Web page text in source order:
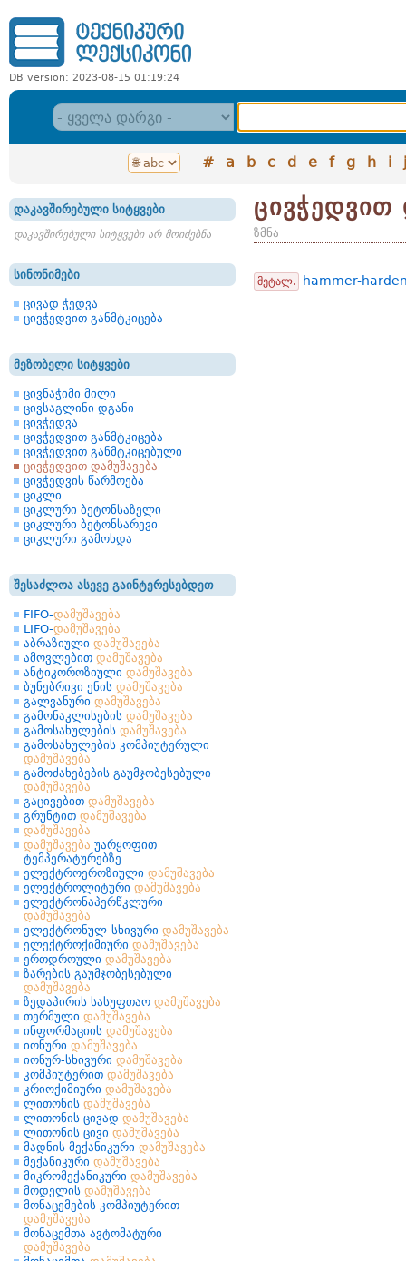
DB version: 2023-08-15 01:19:24
# a b c d e f g h i j
დაკავშირებული სიტყვები
დაკავშირებული სიტყვები არ მოიძებნა
სინონიმები
ცივად ჭედვა
ცივჭედვით განმტკიცება
მეზობელი სიტყვები
ცივნაჭიმი მილი
ცივსაგლინი დგანი
ცივჭედვა
ცივჭედვით განმტკიცება
ცივჭედვით განმტკიცებული
ცივჭედვით დამუშავება
ცივჭედვის წარმოება
ციკლი
ციკლური ბეტონსაზელი
ციკლური ბეტონსარევი
ციკლური გამოხდა
შესაძლოა ასევე გაინტერესებდეთ
FIFO-დამუშავება
LIFO-დამუშავება
აბრაზიული დამუშავება
ამოვლებით დამუშავება
ანტიკოროზიული დამუშავება
ბუნებრივი ენის დამუშავება
გალვანური დამუშავება
გამონაკლისების დამუშავება
გამოსახულების დამუშავება
გამოსახულების კომპიუტერული
დამუშავება
გამოძახებების გაუმჯობესებული
დამუშავება
გაცივებით დამუშავება
გრუნტით დამუშავება
დამუშავება
დამუშავება უარყოფით
ტემპერატურებზე
ელექტროეროზიული დამუშავება
ელექტროლიტური დამუშავება
ელექტრონაპერწკლური
დამუშავება
ელექტრონულ-სხივური დამუშავება
ელექტროქიმიური დამუშავება
ერთდროული დამუშავება
ზარების გაუმჯობესებული
დამუშავება
ზედაპირის სასუფთაო დამუშავება
თერმული დამუშავება
ინფორმაციის დამუშავება
იონური დამუშავება
იონურ-სხივური დამუშავება
კომპიუტერით დამუშავება
კრიოქიმიური დამუშავება
ლითონის დამუშავება
ლითონის ცივად დამუშავება
ლითონის ცივი დამუშავება
მადნის მექანიკური დამუშავება
მექანიკური დამუშავება
მიკრომექანიკური დამუშავება
მოდელის დამუშავება
მონაცემების კომპიუტერით
დამუშავება
მონაცემთა ავტომატური
დამუშავება
ცივჭედვით
ზმნა
მეტალ. hammer-